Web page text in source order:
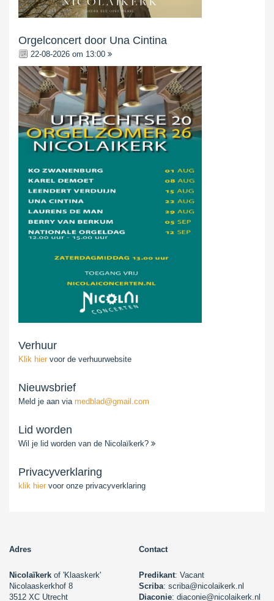
Orgelconcert door Una Cintina
22-08-2026 om 13:00
Verhuur
Klik hier voor de verhuurwebsite
Nieuwsbrief
Meld je aan via medblad@gmail.com
Lid worden
Wil je lid worden van de Nicolaïkerk?
Privacyverklaring
klik hier voor onze privacyverklaring
Adres Contact
Nicolaïkerk of 'Klaaskerk'
Nicolaaskerkhof 8
3512 XC Utrecht
Predikant: Vacant
Scriba: scriba@nicolaikerk.nl
Diaconie: diaconie@nicolaikerk.nl